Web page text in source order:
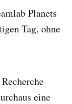
Planets
Tag, ohne
eine